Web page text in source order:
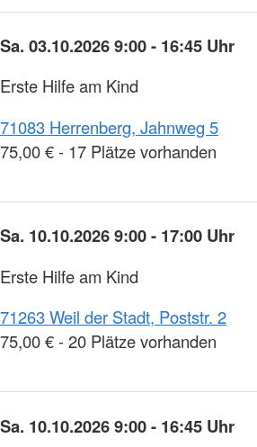
Sa. 03.10.2026 9:00 - 16:45 Uhr
Erste Hilfe am Kind
71083 Herrenberg, Jahnweg 5
75,00 € - 17 Plätze vorhanden
Sa. 10.10.2026 9:00 - 17:00 Uhr
Erste Hilfe am Kind
71263 Weil der Stadt, Poststr. 2
75,00 € - 20 Plätze vorhanden
Sa. 10.10.2026 9:00 - 16:45 Uhr